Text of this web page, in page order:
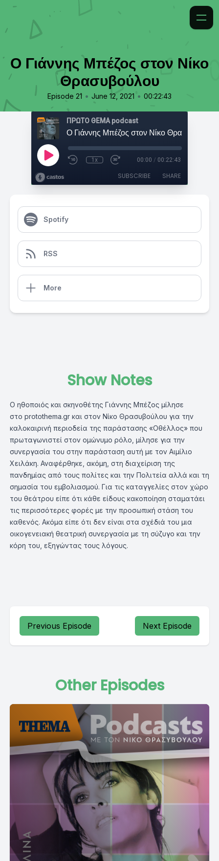
Ο Γιάννης Μπέζος στον Νίκο
Θρασυβούλου
Episode 21 • June 12, 2021 • 00:22:43
ΠΡΩΤΟ ΘΕΜΑ podcast
Ο Γιάννης Μπέζος στον Νίκο Θρασυβούλου
1x 00:00 / 00:22:43
SUBSCRIBE SHARE
Spotify
RSS
More
Show Notes
Ο ηθοποιός και σκηνοθέτης Γιάννης Μπέζος μίλησε
στο protothema.gr και στον Νίκο Θρασυβούλου για την
καλοκαιρινή περιοδεία της παράστασης «Οθέλλος» που
πρωταγωνιστεί στον ομώνυμο ρόλο, μίλησε για την
συνεργασία του στην παράσταση αυτή με τον Αιμίλιο
Χειλάκη. Αναφέρθηκε, ακόμη, στη διαχείριση της
πανδημίας από τους πολίτες και την Πολιτεία αλλά και τη
σημασία του εμβολιασμού. Για τις καταγγελίες στον χώρο
του θεάτρου είπε ότι κάθε είδους κακοποίηση σταματάει
τις περισσότερες φορές με την προσωπική στάση του
καθενός. Ακόμα είπε ότι δεν είναι στα σχέδιά του μια
οικογενειακή θεατρική συνεργασία με τη σύζυγο και την
κόρη του, εξηγώντας τους λόγους.
Previous Episode Next Episode
Other Episodes